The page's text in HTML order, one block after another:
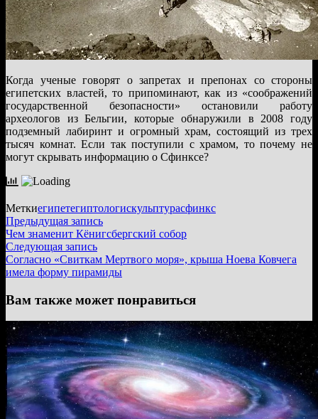
Когда ученые говорят о запретах и препонах со стороны
египетских властей, то припоминают, как из «соображений
государственной безопасности» остановили работу
археологов из Бельгии, которые обнаружили в 2008 году
подземный лабиринт и огромный храм, состоящий из трех
тысяч комнат. Если так поступили с храмом, то почему не
могут скрывать информацию о Сфинксе?
Меткиегипетегиптологискульптурасфинкс
Навигация
по
записям
Предыдущая записьПредыдущая
запись:
Чем знаменит Кёнигсбергский собор
Следующая записьСледующая
запись:
Согласно «Свиткам Мертвого моря», крыша Ноева Ковчега
имела форму пирамиды
Вам также может понравиться